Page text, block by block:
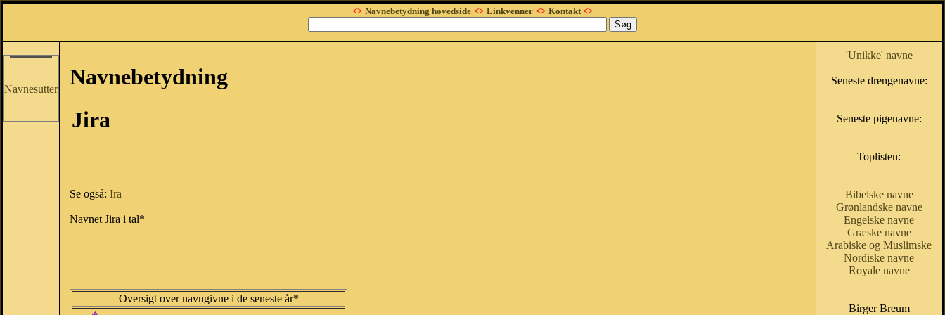
<> Navnebetydning hovedside <> Linkvenner <> Kontakt<>
Navnesutter
Navnebetydning
Jira
Se også: Ira
Navnet Jira i tal*
Oversigt over navngivne i de seneste år*
'Unikke' navne
Seneste drengenavne:
Seneste pigenavne:
Toplisten:
Bibelske navne
Grønlandske navne
Engelske navne
Græske navne
Arabiske og Muslimske
Nordiske navne
Royale navne
Birger Breum